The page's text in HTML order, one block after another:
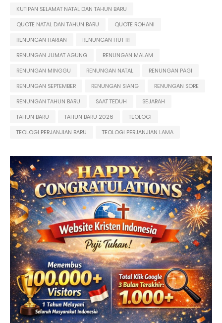
KUTIPAN SELAMAT NATAL DAN TAHUN BARU
QUOTE NATAL DAN TAHUN BARU
QUOTE ROHANI
RENUNGAN HARIAN
RENUNGAN HUT RI
RENUNGAN JUMAT AGUNG
RENUNGAN MALAM
RENUNGAN MINGGU
RENUNGAN NATAL
RENUNGAN PAGI
RENUNGAN SEPTEMBER
RENUNGAN SIANG
RENUNGAN SORE
RENUNGAN TAHUN BARU
SAAT TEDUH
SEJARAH
TAHUN BARU
TAHUN BARU 2026
TEOLOGI
TEOLOGI PERJANJIAN BARU
TEOLOGI PERJANJIAN LAMA